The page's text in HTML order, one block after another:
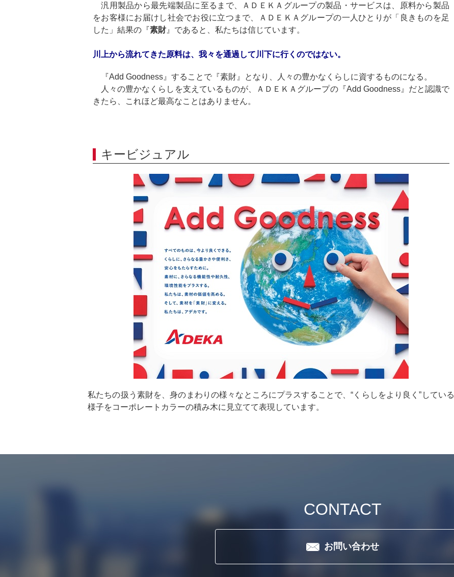
汎用製品から最先端製品に至るまで、ＡＤＥＫＡグループの製品・サービスは、原料から製品
をお客様にお届けし社会でお役に立つまで、ＡＤＥＫＡグループの一人ひとりが「良きものを足
した」結果の『素財』であると、私たちは信じています。
川上から流れてきた原料は、我々を通過して川下に行くのではない。
『Add Goodness』することで『素財』となり、人々の豊かなくらしに資するものになる。
人々の豊かなくらしを支えているものが、ＡＤＥＫＡグループの『Add Goodness』だと認識で
きたら、これほど最高なことはありません。
キービジュアル
私たちの扱う素財を、身のまわりの様々なところにプラスすることで、“くらしをより良く”している
様子をコーポレートカラーの積み木に見立てて表現しています。
CONTACT
お問い合わせ